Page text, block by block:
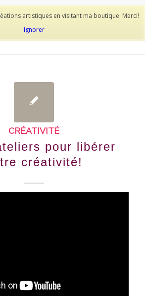
artistiques en visitant ma boutique. Merci!
Ignorer
514-278-9938
CRÉATIVITÉ
pour libérer
créativité!